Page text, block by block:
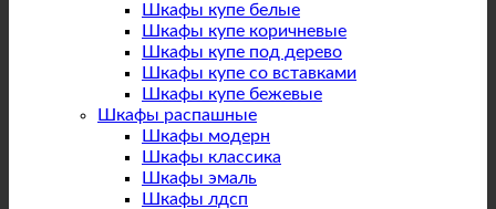
Шкафы купе белые
Шкафы купе коричневые
Шкафы купе под дерево
Шкафы купе со вставками
Шкафы купе бежевые
Шкафы распашные
Шкафы модерн
Шкафы классика
Шкафы эмаль
Шкафы лдсп